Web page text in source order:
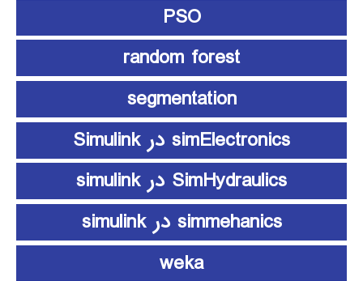
PSO
random forest
segmentation
simElectronics در Simulink
SimHydraulics در simulink
simmehanics در simulink
weka